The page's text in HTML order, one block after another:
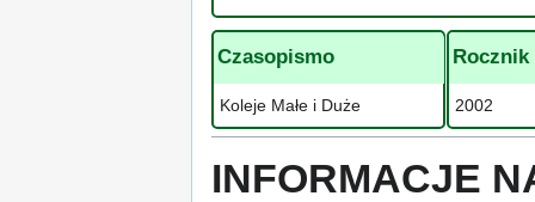
Czasopismo
Koleje Małe i Duże
Rocznik
2002
INFORMACJE